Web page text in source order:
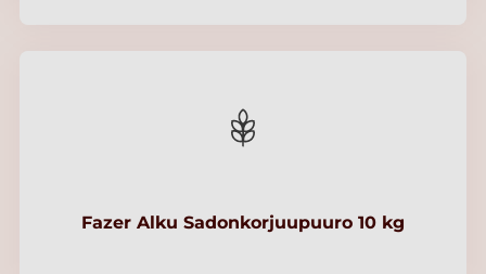
Fazer Alku Sadonkorjuupuuro 10 kg